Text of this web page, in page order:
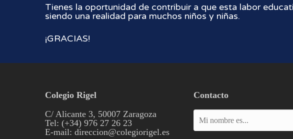
Tienes la oportunidad de contribuir a que esta labor
siendo una realidad para muchos niños y niñas.
¡GRACIAS!
Colegio Rigel
C/ Alicante 3, 50007 Zaragoza
Tel: (+34) 976 27 26 23
E-mail: direccion@colegiorigel.es
Contacto